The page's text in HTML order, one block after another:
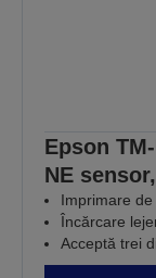
Epson
NE
Imprimare
Încărcare
Acceptă trei